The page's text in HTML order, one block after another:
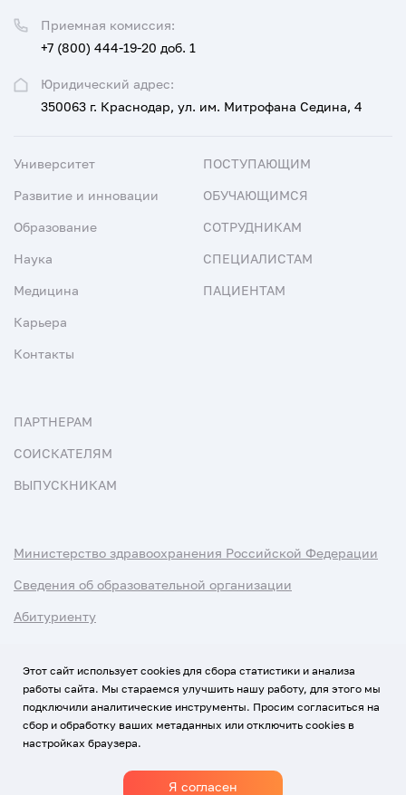
Юридический адрес:
350063 г. Краснодар, ул. им. Митрофана Седина, 4
Приемная комиссия:
+7 (800) 444-19-20 доб. 1
Университет
Развитие и инновации
Образование
Наука
Медицина
Карьера
Контакты
ПОСТУПАЮЩИМ
ОБУЧАЮЩИМСЯ
СОТРУДНИКАМ
СПЕЦИАЛИСТАМ
ПАЦИЕНТАМ
ПАРТНЕРАМ
СОИСКАТЕЛЯМ
ВЫПУСКНИКАМ
Министерство здравоохранения Российской Федерации
Сведения об образовательной организации
Абитуриенту
Использование Cookies
Политика обработки персональных данных
Этот сайт использует cookies для сбора статистики и анализа
работы сайта. Мы стараемся улучшить нашу работу, для этого мы
подключили аналитические инструменты. Просим согласиться на
сбор и обработку ваших метаданных или отключить cookies в
настройках браузера.
Я согласен